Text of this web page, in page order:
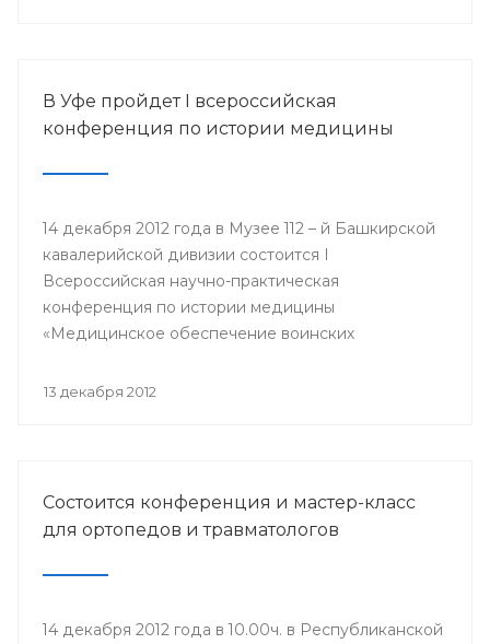
В Уфе пройдет I всероссийская
конференция по истории медицины
14 декабря 2012 года в Музее 112 – й Башкирской
кавалерийской дивизии состоится I
Всероссийская научно-практическая
конференция по истории медицины
«Медицинское обеспечение воинских
войны».
13 декабря 2012
Состоится конференция и мастер-класс
для ортопедов и травматологов
14 декабря 2012 года в 10.00ч. в Республиканской